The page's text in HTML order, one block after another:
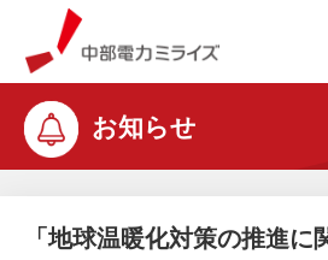
中部電力ミ
お知らせ
「地球温暖化対策の推進に